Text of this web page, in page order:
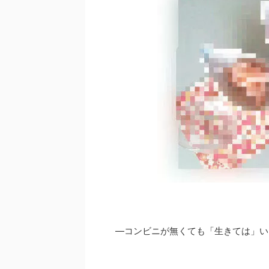
―コンビニが無くても「生きては」